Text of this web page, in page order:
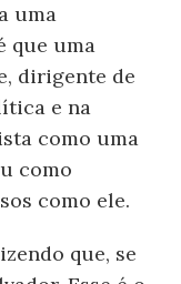
uma
que uma
dirigente de
e na
como uma
como
como ele.
que, se